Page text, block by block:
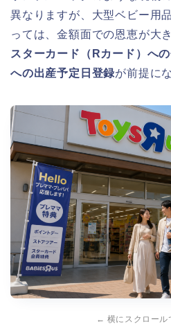
異なりますが、大型ベビー用
っては、金額面での恩恵が大
スターカード（Rカード）へ
への出産予定日登録が前提に
← 横にスクロー